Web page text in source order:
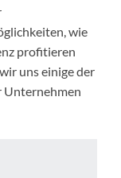
wie
profitieren
uns einige der
Unternehmen